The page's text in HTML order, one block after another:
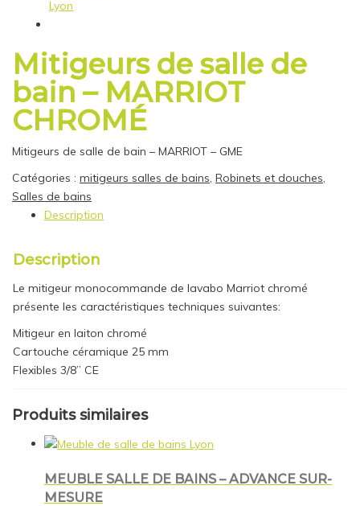
Mitigeurs de salle de
bain – MARRIOT
CHROMÉ
Mitigeurs de salle de bain – MARRIOT – GME
Catégories : mitigeurs salles de bains, Robinets et douches,
Salles de bains
Description
Description
Le mitigeur monocommande de lavabo Marriot chromé
présente les caractéristiques techniques suivantes:
Mitigeur en laiton chromé
Cartouche céramique 25 mm
Flexibles 3/8” CE
Produits similaires
MEUBLE SALLE DE BAINS – ADVANCE SUR-
MESURE